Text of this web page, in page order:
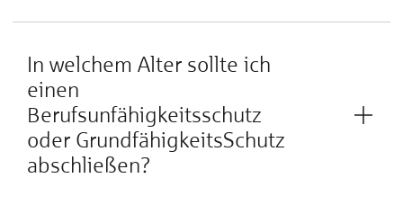
In welchem Alter sollte ich
einen
Berufsunfähigkeitsschutz
oder GrundfähigkeitsSchutz
abschließen?